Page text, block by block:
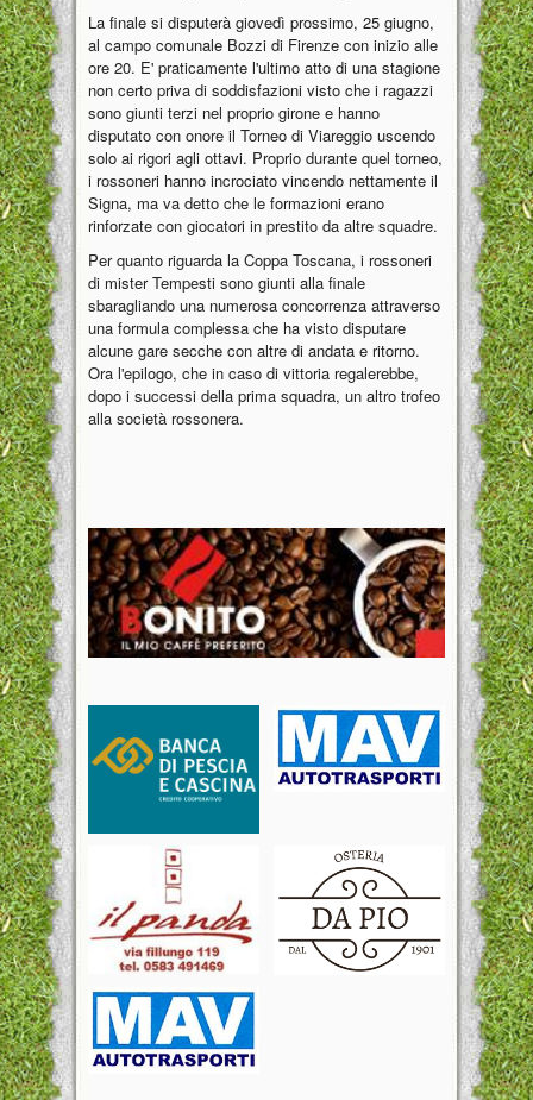
La finale si disputerà giovedì prossimo, 25 giugno,
al campo comunale Bozzi di Firenze con inizio alle
ore 20. E' praticamente l'ultimo atto di una stagione
non certo priva di soddisfazioni visto che i ragazzi
sono giunti terzi nel proprio girone e hanno
disputato con onore il Torneo di Viareggio uscendo
solo ai rigori agli ottavi. Proprio durante quel torneo,
i rossoneri hanno incrociato vincendo nettamente il
Signa, ma va detto che le formazioni erano
rinforzate con giocatori in prestito da altre squadre.
Per quanto riguarda la Coppa Toscana, i rossoneri
di mister Tempesti sono giunti alla finale
sbaragliando una numerosa concorrenza attraverso
una formula complessa che ha visto disputare
alcune gare secche con altre di andata e ritorno.
Ora l'epilogo, che in caso di vittoria regalerebbe,
dopo i successi della prima squadra, un altro trofeo
alla società rossonera.